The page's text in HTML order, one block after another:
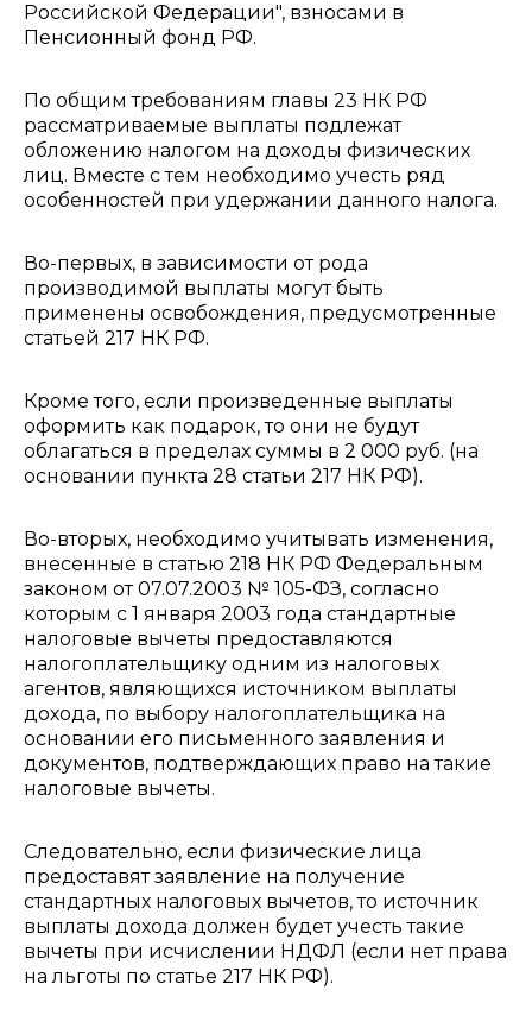
Российской Федерации", взносами в
Пенсионный фонд РФ.
По общим требованиям главы 23 НК РФ
рассматриваемые выплаты подлежат
обложению налогом на доходы физических
лиц. Вместе с тем необходимо учесть ряд
особенностей при удержании данного налога.
Во-первых, в зависимости от рода
производимой выплаты могут быть
применены освобождения, предусмотренные
статьей 217 НК РФ.
Кроме того, если произведенные выплаты
оформить как подарок, то они не будут
облагаться в пределах суммы в 2 000 руб. (на
основании пункта 28 статьи 217 НК РФ).
Во-вторых, необходимо учитывать изменения,
внесенные в статью 218 НК РФ Федеральным
законом от 07.07.2003 № 105-ФЗ, согласно
которым с 1 января 2003 года стандартные
налоговые вычеты предоставляются
налогоплательщику одним из налоговых
агентов, являющихся источником выплаты
дохода, по выбору налогоплательщика на
основании его письменного заявления и
документов, подтверждающих право на такие
налоговые вычеты.
Следовательно, если физические лица
предоставят заявление на получение
стандартных налоговых вычетов, то источник
выплаты дохода должен будет учесть такие
вычеты при исчислении НДФЛ (если нет права
на льготы по статье 217 НК РФ).